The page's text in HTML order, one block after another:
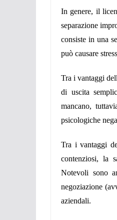
In genere, il
separazione
consiste in una
può causare
Tra i vantaggi
di uscita
mancano,
psicologiche
Tra i vantaggi
contenziosi, la
Notevoli sono
negoziazione
aziendali.